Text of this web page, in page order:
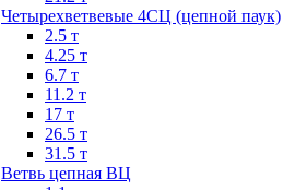
Четырехветвевые 4СЦ (цепной паук)
2.5 т
4.25 т
6.7 т
11.2 т
17 т
26.5 т
31.5 т
Ветвь цепная ВЦ